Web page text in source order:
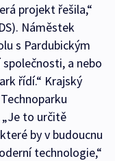
projekt řešila,“
Náměstek
s Pardubickým
a nebo
řídí.“ Krajský
„Je to určitě
by v budoucnu
technologie,“